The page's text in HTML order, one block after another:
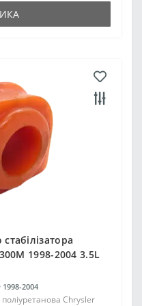
1998-2004 3.5L
1998-2004
поліуретанова Chrysler